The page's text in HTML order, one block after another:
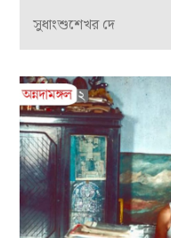
সুধাংশুশেখর দে